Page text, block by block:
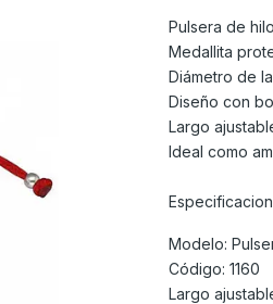
Pulsera de
Medallita
Diámetro de
Diseño con
Largo
Ideal como
Modelo:
Código: 1160
Largo